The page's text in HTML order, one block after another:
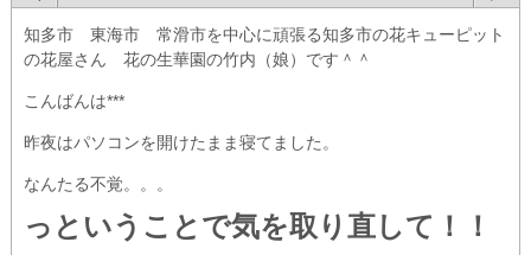
知多市 東海市 常滑市を中心に頑張る知多市の花キューピット
の花屋さん 花の生華園の竹内（娘）です＾＾
こんばんは***
昨夜はパソコンを開けたまま寝てました。
なんたる不覚。。。
っということで気を取り直して！！